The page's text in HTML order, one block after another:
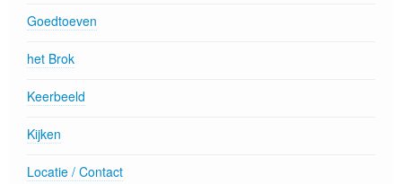
Goedtoeven
het Brok
Keerbeeld
Kijken
Locatie / Contact